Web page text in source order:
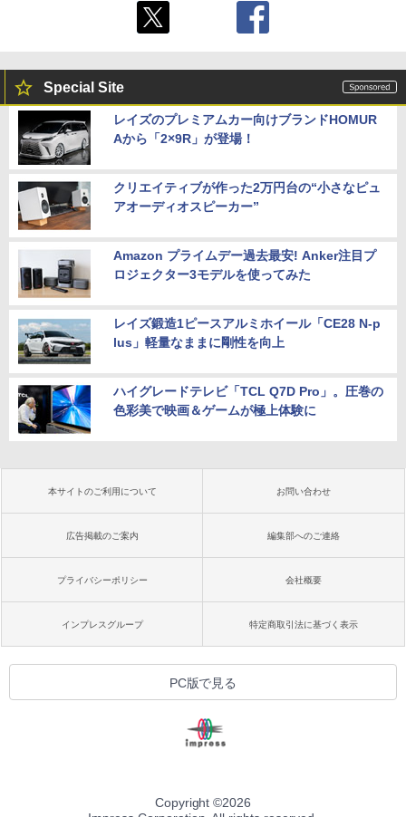
Special Site
レイズのプレミアムカー向けブランドHOMUR
Aから「2×9R」が登場！
クリエイティブが作った2万円台の“小さなピュ
アオーディオスピーカー”
Amazon プライムデー過去最安! Anker注目プ
ロジェクター3モデルを使ってみた
レイズ鍛造1ピースアルミホイール「CE28 N-p
lus」軽量なままに剛性を向上
ハイグレードテレビ「TCL Q7D Pro」。圧巻の
色彩美で映画＆ゲームが極上体験に
本サイトのご利用について お問い合わせ
広告掲載のご案内 編集部へのご連絡
プライバシーポリシー 会社概要
インプレスグループ 特定商取引法に基づく表示
PC版で見る
Copyright ©2026